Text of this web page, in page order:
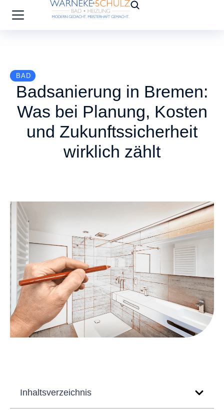
BAD
Badsanierung in Bremen:
Was bei Planung, Kosten
und Zukunftssicherheit
wirklich zählt
Inhaltsverzeichnis